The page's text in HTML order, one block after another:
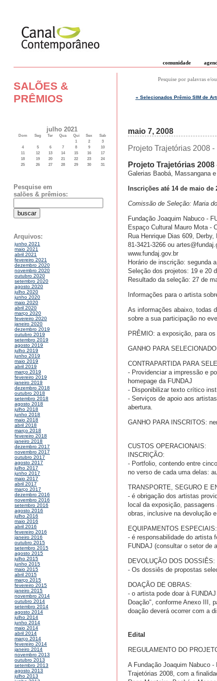
comunidade
SALÕES &
PRÊMIOS
julho 2021
Dom Seg Ter Qua Qui Sex
Sab
1
2
3
4
5 6 7 8 9
10
11
12 13 14 15 16
17
18
19 20 21 22 23
24
25
26 27 28 29 30 31
Pesquise em
salões & prêmios:
Arquivos:
junho 2021
maio 2021
abril 2021
fevereiro 2021
dezembro 2020
novembro 2020
outubro 2020
setembro 2020
agosto 2020
julho 2020
junho 2020
maio 2020
abril 2020
março 2020
fevereiro 2020
janeiro 2020
dezembro 2019
outubro 2019
setembro 2019
agosto 2019
julho 2019
junho 2019
maio 2019
abril 2019
março 2019
fevereiro 2019
janeiro 2019
dezembro 2018
outubro 2018
setembro 2018
agosto 2018
julho 2018
junho 2018
maio 2018
abril 2018
março 2018
fevereiro 2018
janeiro 2018
dezembro 2017
novembro 2017
outubro 2017
agosto 2017
julho 2017
junho 2017
maio 2017
abril 2017
março 2017
dezembro 2016
novembro 2016
setembro 2016
agosto 2016
julho 2016
maio 2016
abril 2016
fevereiro 2016
janeiro 2016
outubro 2015
setembro 2015
agosto 2015
julho 2015
junho 2015
maio 2015
abril 2015
março 2015
fevereiro 2015
janeiro 2015
novembro 2014
outubro 2014
setembro 2014
agosto 2014
julho 2014
junho 2014
maio 2014
abril 2014
março 2014
fevereiro 2014
janeiro 2014
novembro 2013
outubro 2013
setembro 2013
agosto 2013
julho 2013
Pesquise por palavras e/
« Selecionados Prêmio SIM de
maio 7, 2008
Projeto Trajetórias 2008
Projeto Trajetórias 2008
Galerias Baobá, Massangana
Inscrições até 14 de maio de
Comissão de Seleção: Maria
Fundação Joaquim Nabuco -
Espaço Cultural Mauro Mota -
Rua Henrique Dias 609,
81-3421-3266 ou
www.fundaj.gov.br
Horário de inscrição: segunda
Seleção dos projetos: 19 e 20
Resultado da seleção: 27 de
Informações para o artista
As informações abaixo, todas
sobre a sua participação no
PRÊMIO: a exposição, para
GANHO PARA
CONTRAPARTIDA PARA
- Providenciar a impressão e
homepage da FUNDAJ
- Disponibilizar texto crítico
- Serviços de apoio aos
abertura.
GANHO PARA INSCRITOS:
CUSTOS OPERACIONAIS:
INSCRIÇÃO:
- Portfolio, contendo entre
no verso de cada uma delas:
TRANSPORTE, SEGURO E
- é obrigação dos artistas
local da exposição,
obras, inclusive na devolução
EQUIPAMENTOS ESPECIAIS:
- é responsabilidade do artista
FUNDAJ (consultar o setor de
DEVOLUÇÃO DOS DOSSIÊS:
- Os dossiês de propostas
DOAÇÃO DE OBRAS:
- o artista pode doar à
Doação", conforme Anexo III,
doação deverá ocorrer com a
Edital
REGULAMENTO DO
A Fundação Joaquim Nabuco
Trajetórias 2008, com a